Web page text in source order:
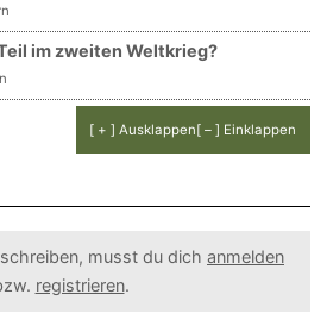
im zweiten Weltkrieg?
[ + ] Ausklappen[ – ] Einklappen
musst du dich anmelden
registrieren.